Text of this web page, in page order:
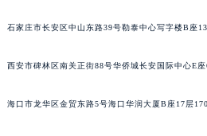
石家庄市长安区中山东路39号勒泰中心写字楼B座
西安市碑林区南关正街88号华侨城长安国际中心E座
海口市龙华区金贸东路5号海口华润大厦B座17层